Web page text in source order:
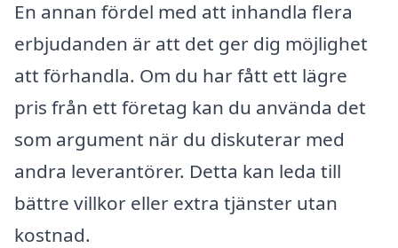
En annan fördel med att inhandla flera
erbjudanden är att det ger dig möjlighet
att förhandla. Om du har fått ett lägre
pris från ett företag kan du använda det
som argument när du diskuterar med
andra leverantörer. Detta kan leda till
bättre villkor eller extra tjänster utan
kostnad.